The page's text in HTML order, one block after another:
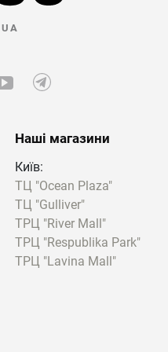
ланцюжком і
сукні, під
форма
з лінією
під
наш інтернет-
моделі
закритої
UA
Наші магазини
Київ:
ТЦ "Ocean Plaza"
ТЦ "Gulliver"
ТРЦ "River Mall"
ТРЦ "Respublika Park"
ТРЦ "Lavina Mall"